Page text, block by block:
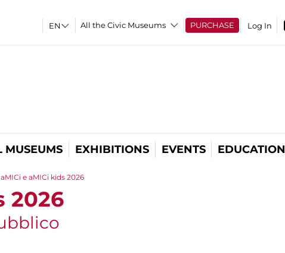
All the Civic Museums PURCHASE Log In
MUSEUMS EXHIBITIONS EVENTS EDUCATION
aMICi e aMICi kids 2026
2026